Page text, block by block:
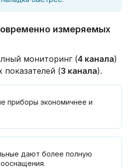
измеряемых
мониторинг (4 канала)
показателей (3 канала).
приборы экономичнее и
дают более полную